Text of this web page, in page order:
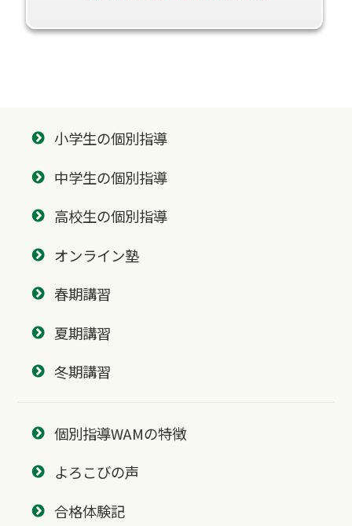
小学生の個別指導
中学生の個別指導
高校生の個別指導
オンライン塾
春期講習
夏期講習
冬期講習
個別指導WAMの特徴
よろこびの声
合格体験記